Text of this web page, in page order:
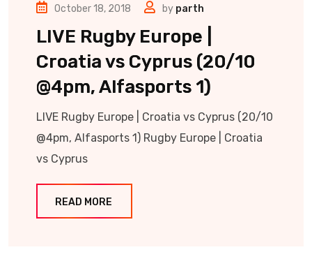
October 18, 2018 by parth
LIVE Rugby Europe |
Croatia vs Cyprus (20/10
@4pm, Alfasports 1)
LIVE Rugby Europe | Croatia vs Cyprus (20/10
@4pm, Alfasports 1) Rugby Europe | Croatia
vs Cyprus
READ MORE